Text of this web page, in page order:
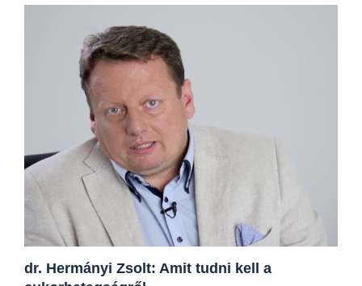
dr. Hermányi Zsolt: Amit tudni kell a